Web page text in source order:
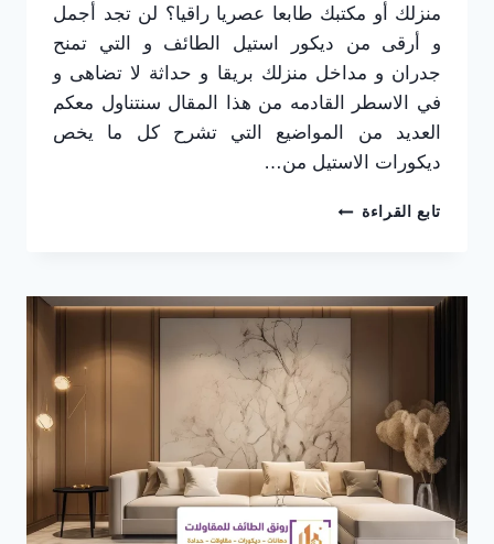
منزلك أو مكتبك طابعا عصريا راقيا؟ لن تجد أجمل
و أرقى من ديكور استيل الطائف و التي تمنح
جدران و مداخل منزلك بريقا و حداثة لا تضاهى و
في الاسطر القادمه من هذا المقال سنتناول معكم
العديد من المواضيع التي تشرح كل ما يخص
ديكورات الاستيل من…
تابع القراءة ديكور
0565725648
ديكور
استيل
الطائف